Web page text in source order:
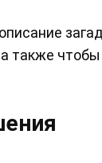
также чтобы